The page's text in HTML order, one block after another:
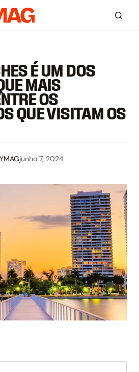
É UM DOS
MAIS
OS
QUE VISITAM OS
junho 7, 2024